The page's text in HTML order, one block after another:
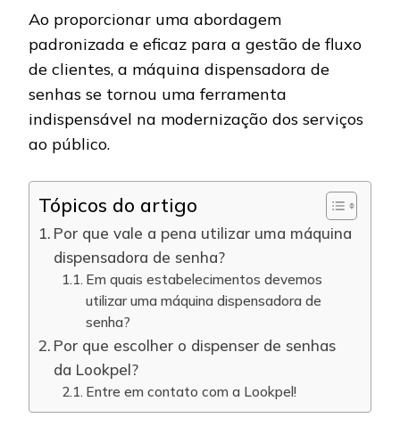
Ao proporcionar uma abordagem
padronizada e eficaz para a gestão de fluxo
de clientes, a máquina dispensadora de
senhas se tornou uma ferramenta
indispensável na modernização dos serviços
ao público.
Tópicos do artigo
Por que vale a pena utilizar uma máquina
dispensadora de senha?
Em quais estabelecimentos devemos
utilizar uma máquina dispensadora de
senha?
Por que escolher o dispenser de senhas
da Lookpel?
Entre em contato com a Lookpel!